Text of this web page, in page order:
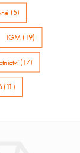
(5)
TGM (19)
(17)
(11)